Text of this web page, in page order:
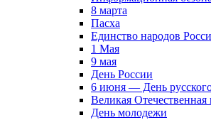
8 марта
Пасха
Единство народов
1 Мая
9 мая
День России
6 июня — День
Великая Отечественная
День молодежи